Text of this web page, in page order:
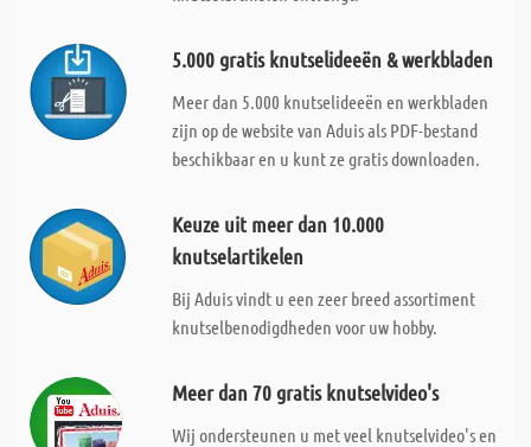
5.000 gratis knutselideeën & werkbladen
Meer dan 5.000 knutselideeën en werkbladen
zijn op de website van Aduis als PDF-bestand
beschikbaar en u kunt ze gratis downloaden.
Keuze uit meer dan 10.000
knutselartikelen
Bij Aduis vindt u een zeer breed assortiment
knutselbenodigdheden voor uw hobby.
Meer dan 70 gratis knutselvideo's
Wij ondersteunen u met veel knutselvideo's en